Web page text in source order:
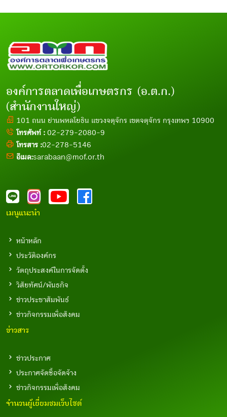
องค์การตลาดเพื่อเกษตรกร (อ.ต.ก.)
(สำนักงานใหญ่)
101 ถนน ย่านพหลโยธิน แขวงจตุจักร เขตจตุจักร กรุงเทพฯ 10900
โทรศัพท์ : 02-279-2080-9
โทรสาร :02-278-5146
อีเมล:sarabaan@mof.or.th
เมนูแนะนำ
หน้าหลัก
ประวัติองค์กร
วัตถุประสงค์ในการจัดตั้ง
วิสัยทัศน์/พันธกิจ
ข่าวประชาสัมพันธ์
ข่าวกิจกรรมเพื่อสังคม
ข่าวสาร
ข่าวประกาศ
ประกาศจัดซื้อจัดจ้าง
ข่าวกิจกรรมเพื่อสังคม
จำนวนผู้เยี่ยมชมเว็บไซต์